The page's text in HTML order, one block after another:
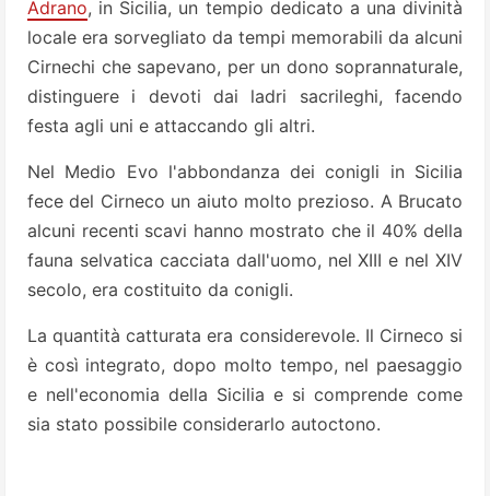
Adrano, in Sicilia, un tempio dedicato a una divinità
locale era sorvegliato da tempi memorabili da alcuni
Cirnechi che sapevano, per un dono soprannaturale,
distinguere i devoti dai ladri sacrileghi, facendo
festa agli uni e attaccando gli altri.
Nel Medio Evo l'abbondanza dei conigli in Sicilia
fece del Cirneco un aiuto molto prezioso. A Brucato
alcuni recenti scavi hanno mostrato che il 40% della
fauna selvatica cacciata dall'uomo, nel XIII e nel XIV
secolo, era costituito da conigli.
La quantità catturata era considerevole. Il Cirneco si
è così integrato, dopo molto tempo, nel paesaggio
e nell'economia della Sicilia e si comprende come
sia stato possibile considerarlo autoctono.